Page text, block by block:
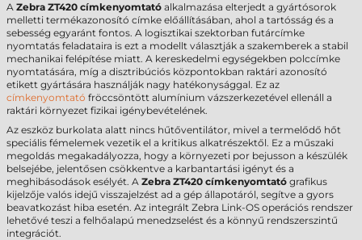
A Zebra ZT420 címkenyomtató alkalmazása elterjedt a gyártósorok
melletti termékazonosító címke előállításában, ahol a tartósság és a
sebesség egyaránt fontos. A logisztikai szektorban futárcímke
nyomtatás feladataira is ezt a modellt választják a szakemberek a stabil
mechanikai felépítése miatt. A kereskedelmi egységekben polccímke
nyomtatására, míg a disztribúciós központokban raktári azonosító
etikett gyártására használják nagy hatékonysággal. Ez az
címkenyomtató fröccsöntött alumínium vázszerkezetével ellenáll a
raktári környezet fizikai igénybevételének.
Az eszköz burkolata alatt nincs hűtőventilátor, mivel a termelődő hőt
speciális fémelemek vezetik el a kritikus alkatrészektől. Ez a műszaki
megoldás megakadályozza, hogy a környezeti por bejusson a készülék
belsejébe, jelentősen csökkentve a karbantartási igényt és a
meghibásodások esélyét. A Zebra ZT420 címkenyomtató grafikus
kijelzője valós idejű visszajelzést ad a gép állapotáról, segítve a gyors
beavatkozást hiba esetén. Az integrált Zebra Link-OS operációs rendszer
lehetővé teszi a felhőalapú menedzselést és a könnyű rendszerszintű
integrációt.